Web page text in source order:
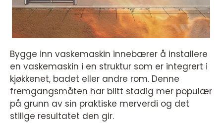
Bygge inn vaskemaskin innebærer å installere
en vaskemaskin i en struktur som er integrert i
kjøkkenet, badet eller andre rom. Denne
fremgangsmåten har blitt stadig mer populær
på grunn av sin praktiske merverdi og det
stilige resultatet den gir.